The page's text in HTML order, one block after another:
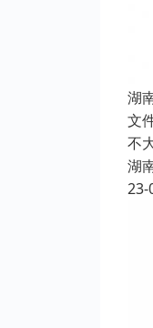
湖
文
不
湖
23-